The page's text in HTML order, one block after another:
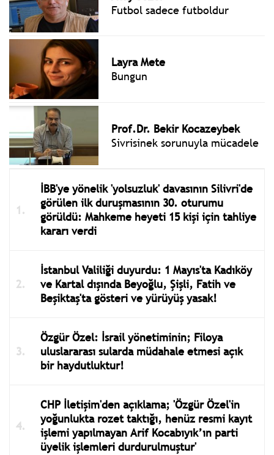
Futbol sadece futboldur
Layra Mete
Bungun
Prof.Dr. Bekir Kocazeybek
Sivrisinek sorunuyla mücadele
İBB'ye yönelik 'yolsuzluk' davasının Silivri'de
görülen ilk duruşmasının 30. oturumu
görüldü: Mahkeme heyeti 15 kişi için tahliye
kararı verdi
İstanbul Valiliği duyurdu: 1 Mayıs'ta Kadıköy
ve Kartal dışında Beyoğlu, Şişli, Fatih ve
Beşiktaş'ta gösteri ve yürüyüş yasak!
Özgür Özel: İsrail yönetiminin; Filoya
uluslararası sularda müdahale etmesi açık
bir haydutluktur!
CHP İletişim'den açıklama; 'Özgür Özel'in
yoğunlukta rozet taktığı, henüz resmi kayıt
işlemi yapılmayan Arif Kocabıyık’ın parti
üyelik işlemleri durdurulmuştur'